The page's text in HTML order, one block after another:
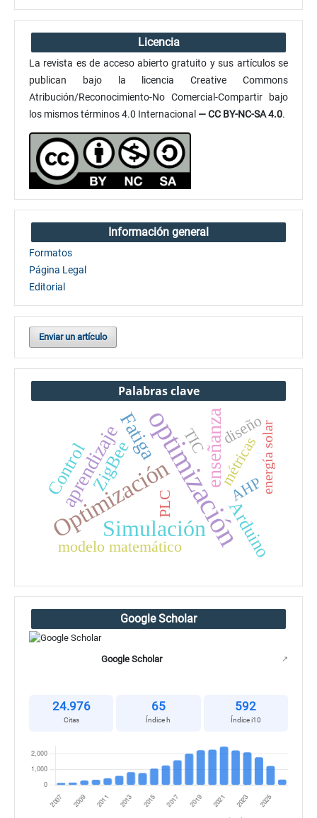
Licencia
La revista es de acceso abierto gratuito y sus artículos se
publican bajo la licencia Creative Commons
Atribución/Reconocimiento-No Comercial-Compartir bajo
los mismos términos 4.0 Internacional — CC BY-NC-SA 4.0.
Información general
Formatos
Página Legal
Editorial
Enviar un artículo
Palabras clave
optimización
Optimización
Simulación
Fatiga enseñanza
aprendizaje
Arduino
ZigBee
Control métricas
modelo matemático
TIC
PLC AHP
diseñoenergía solar
Google Scholar
Google Scholar ↗
24.976
Citas
65
Índice h
592
Índice i10